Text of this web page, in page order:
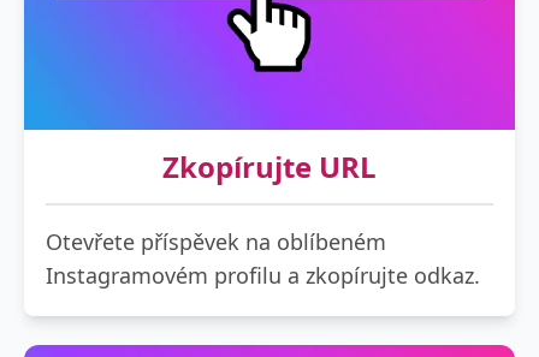
Zkopírujte URL
Otevřete příspěvek na oblíbeném
Instagramovém profilu a zkopírujte odkaz.